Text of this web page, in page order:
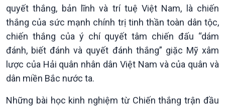
Thời sự 6h
quyết thắng, bản lĩnh và trí tuệ Việt Nam, là chiến
thắng của sức mạnh chính trị tinh thần toàn dân tộc,
chiến thắng của ý chí quyết tâm chiến đấu “dám
đánh, biết đánh và quyết đánh thắng” giặc Mỹ xâm
lược của Hải quân nhân dân Việt Nam và của quân và
dân miền Bắc nước ta.
Những bài học kinh nghiệm từ Chiến thắng trận đầu